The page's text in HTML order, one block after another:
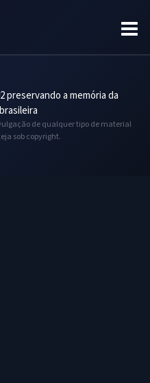
preservando a memória da
de qualquer tipo de material
sob copyright.